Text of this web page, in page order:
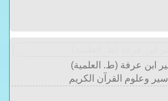
ابن عرفة (ط. العلمية)
وعلوم القرآن الكريم